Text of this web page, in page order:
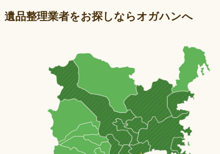
遺品整理業者をお探しならオガハンへ